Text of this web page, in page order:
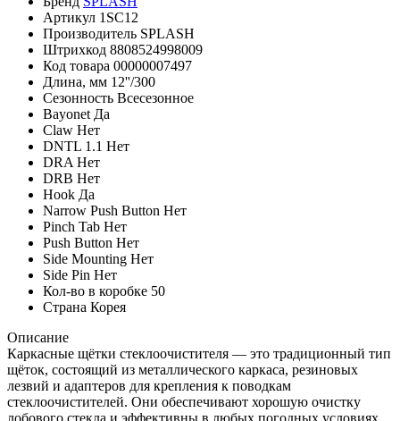
Артикул 1SC12
Производитель SPLASH
Штрихкод 8808524998009
Код товара 00000007497
Длина, мм 12''/300
Сезонность Всесезонное
Bayonet Да
Claw Нет
DNTL 1.1 Нет
DRA Нет
DRB Нет
Hook Да
Narrow Push Button Нет
Pinch Tab Нет
Push Button Нет
Side Mounting Нет
Side Pin Нет
Кол-во в коробке 50
Страна Корея
Описание
Каркасные щётки стеклоочистителя — это традиционный тип
щёток, состоящий из металлического каркаса, резиновых
лезвий и адаптеров для крепления к поводкам
стеклоочистителей. Они обеспечивают хорошую очистку
лобового стекла и эффективны в любых погодных условиях.